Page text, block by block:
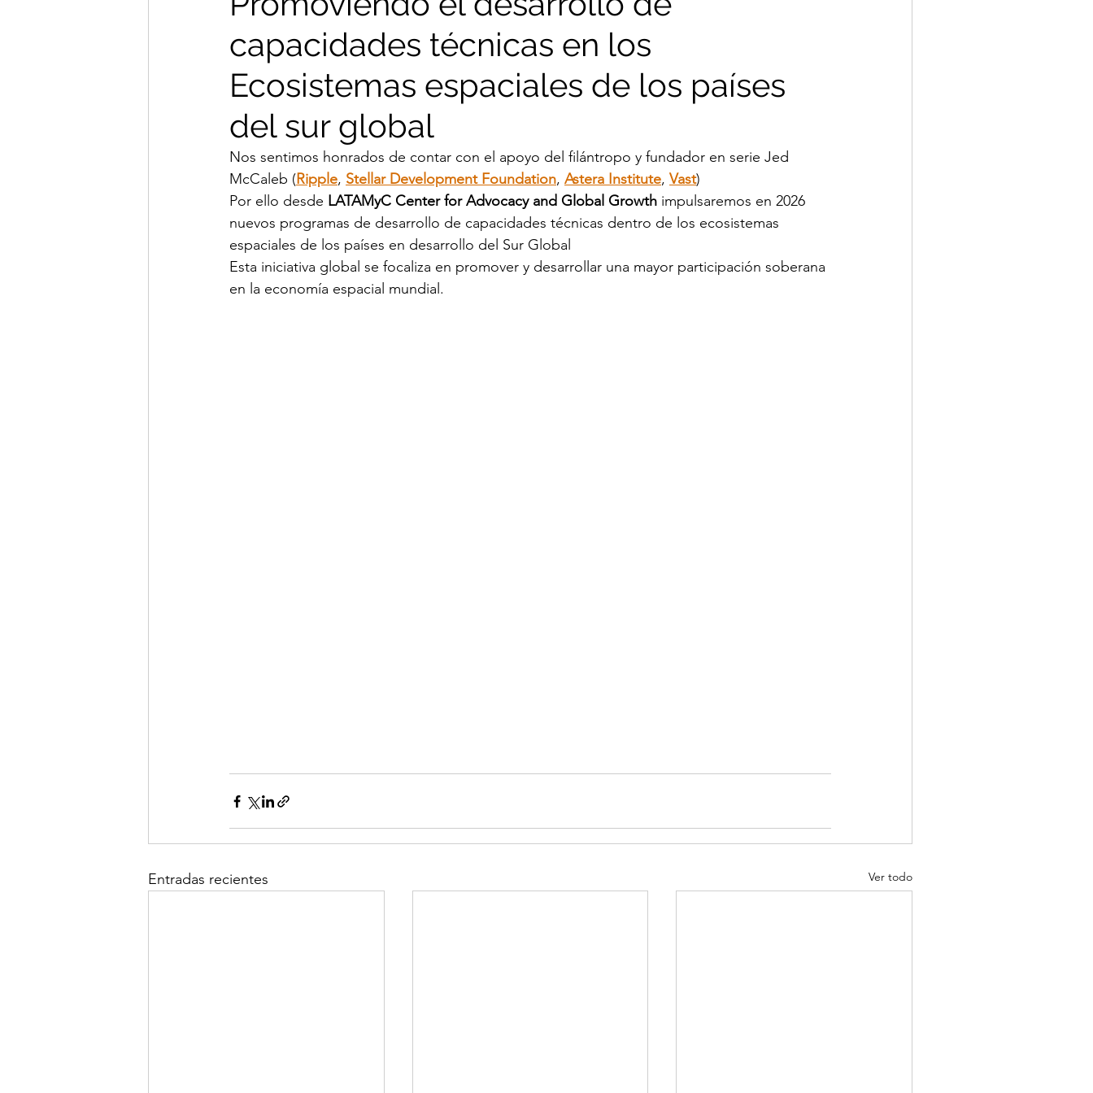
capacidades técnicas en los
Ecosistemas espaciales de los países
del sur global
Nos sentimos honrados de contar con el apoyo del filántropo y fundador en serie Jed
McCaleb (Ripple, Stellar Development Foundation, Astera Institute, Vast)
Por ello desde LATAMyC Center for Advocacy and Global Growth impulsaremos en 2026
nuevos programas de desarrollo de capacidades técnicas dentro de los ecosistemas
espaciales de los países en desarrollo del Sur Global
Esta iniciativa global se focaliza en promover y desarrollar una mayor participación soberana
en la economía espacial mundial.
Entradas recientes Ver todo